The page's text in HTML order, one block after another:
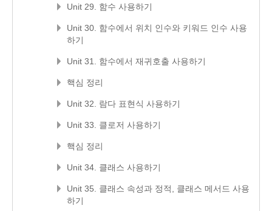
Unit 29. 함수 사용하기
Unit 30. 함수에서 위치 인수와 키워드 인수 사용
하기
Unit 31. 함수에서 재귀호출 사용하기
핵심 정리
Unit 32. 람다 표현식 사용하기
Unit 33. 클로저 사용하기
핵심 정리
Unit 34. 클래스 사용하기
Unit 35. 클래스 속성과 정적, 클래스 메서드 사용
하기